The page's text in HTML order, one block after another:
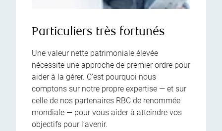
Particuliers très fortunés
Une valeur nette patrimoniale élevée
nécessite une approche de premier ordre pour
aider à la gérer. C’est pourquoi nous
comptons sur notre propre expertise — et sur
celle de nos partenaires RBC de renommée
mondiale — pour vous aider à atteindre vos
objectifs pour l’avenir.